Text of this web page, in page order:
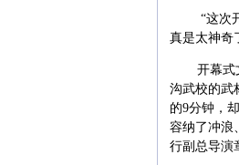
“这次
真是太神奇
开幕式
沟武校的武
的9分钟，
容纳了冲浪
行副总导演